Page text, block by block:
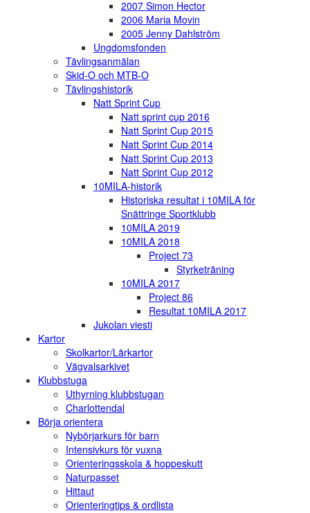
2007 Simon Hector
2006 Maria Movin
2005 Jenny Dahlström
Ungdomsfonden
Tävlingsanmälan
Skid-O och MTB-O
Tävlingshistorik
Natt Sprint Cup
Natt sprint cup 2016
Natt Sprint Cup 2015
Natt Sprint Cup 2014
Natt Sprint Cup 2013
Natt Sprint Cup 2012
10MILA-historik
Historiska resultat i 10MILA för
Snättringe Sportklubb
10MILA 2019
10MILA 2018
Project 73
Styrketräning
10MILA 2017
Project 86
Resultat 10MILA 2017
Jukolan viesti
Kartor
Skolkartor/Lärkartor
Vägvalsarkivet
Klubbstuga
Uthyrning klubbstugan
Charlottendal
Börja orientera
Nybörjarkurs för barn
Intensivkurs för vuxna
Orienteringsskola & hoppeskutt
Naturpasset
Hittaut
Orienteringtips & ordlista